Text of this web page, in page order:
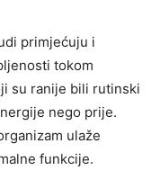
primjećuju i
tokom
su ranije bili rutinski
nego prije.
ulaže
funkcije.